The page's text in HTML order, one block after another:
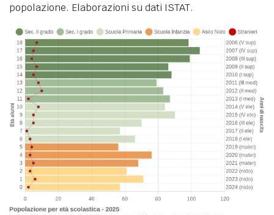
popolazione. Elaborazioni su dati ISTAT.